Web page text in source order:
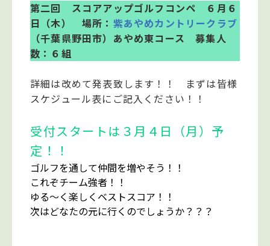
第二回 スコアアップゴルフコンペ ６月６
日（木） 場所： 紫あやめカントリークラブ
（千葉県野田市）あやめ東コース 募集人
数：６組
詳細は改めて発表致します！！ まずは皆様
スケジュール表にご記入ください！！
受付スタートは３月４日（月）予
定！！
ゴルフを通して仲間を増やそう！！
これぞチーム強者！！
ゆる～く楽しくベストスコア！！
次はどなたの元に行くのでしょうか？？？